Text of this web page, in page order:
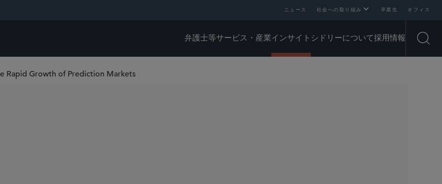
ニュース 社会への取り組み 卒業生 オフィス
弁護士等サービス・産業インサイト シドリーについて採用情報
Rapid Growth of Prediction Markets